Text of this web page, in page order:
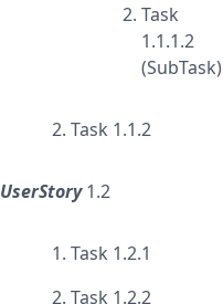
Task
1.1.1.2
(SubTask)
Task 1.1.2
UserStory1.2
Task 1.2.1
Task 1.2.2